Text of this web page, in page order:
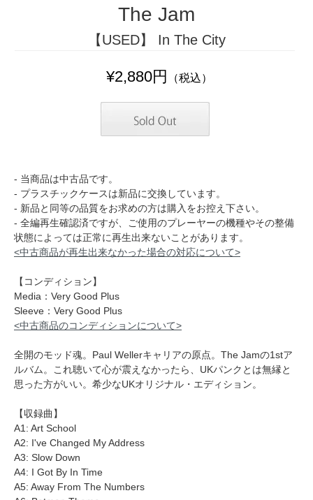
The Jam
【USED】 In The City
¥2,880円 （税込）
- 当商品は中古品です。
- プラスチックケースは新品に交換しています。
- 新品と同等の品質をお求めの方は購入をお控え下さい。
- 全編再生確認済ですが、ご使用のプレーヤーの機種やその整備
状態によっては正常に再生出来ないことがあります。
<中古商品が再生出来なかった場合の対応について>
【コンディション】
Media：Very Good Plus
Sleeve：Very Good Plus
<中古商品のコンディションについて>
全開のモッド魂。Paul Wellerキャリアの原点。The Jamの1stア
ルバム。これ聴いて心が震えなかったら、UKパンクとは無縁と
思った方がいい。希少なUKオリジナル・エディション。
【収録曲】
A1: Art School
A2: I've Changed My Address
A3: Slow Down
A4: I Got By In Time
A5: Away From The Numbers